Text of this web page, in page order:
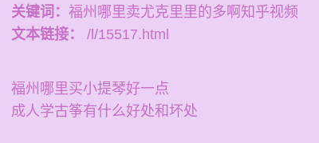
关键词： 福州哪里卖尤克里里的多啊知乎视频
文本链接：
/l/15517.html
福州哪里买小提琴好一点
成人学古筝有什么好处和坏处